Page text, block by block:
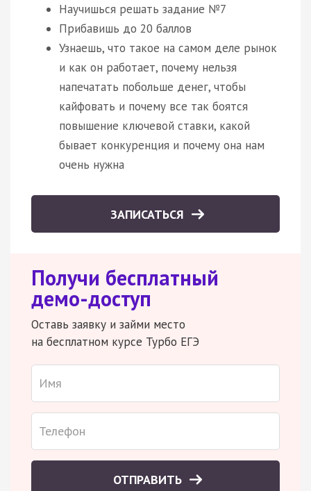
Научишься решать задание №7
Прибавишь до 20 баллов
Узнаешь, что такое на самом деле рынок
и как он работает, почему нельзя
напечатать побольше денег, чтобы
кайфовать и почему все так боятся
повышение ключевой ставки, какой
бывает конкуренция и почему она нам
очень нужна
ЗАПИСАТЬСЯ
Получи бесплатный
демо-доступ
Оставь заявку и займи место
на бесплатном курсе Турбо ЕГЭ
ОТПРАВИТЬ